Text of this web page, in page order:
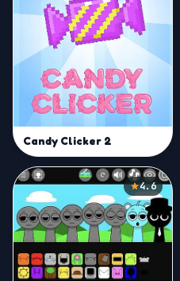
Candy Clicker 2
4.6